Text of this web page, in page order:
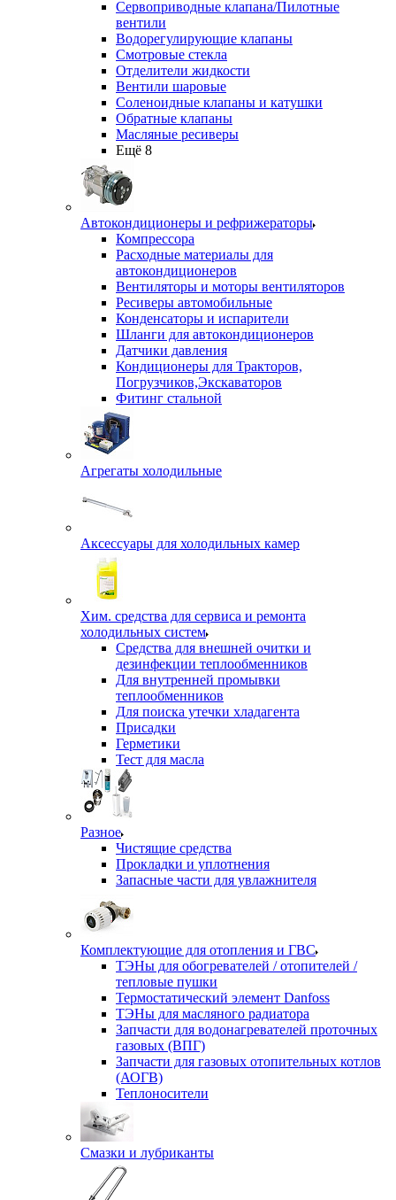
Сервоприводные клапана/Пилотные
вентили
Водорегулирующие клапаны
Смотровые стекла
Отделители жидкости
Вентили шаровые
Соленоидные клапаны и катушки
Обратные клапаны
Масляные ресиверы
Ещё 8
Автокондиционеры и рефрижераторы
Компрессора
Расходные материалы для
автокондиционеров
Вентиляторы и моторы вентиляторов
Ресиверы автомобильные
Конденсаторы и испарители
Шланги для автокондиционеров
Датчики давления
Кондиционеры для Тракторов,
Погрузчиков,Экскаваторов
Фитинг стальной
Агрегаты холодильные
Аксессуары для холодильных камер
Хим. средства для сервиса и ремонта
холодильных систем
Средства для внешней очитки и
дезинфекции теплообменников
Для внутренней промывки
теплообменников
Для поиска утечки хладагента
Присадки
Герметики
Тест для масла
Разное
Чистящие средства
Прокладки и уплотнения
Запасные части для увлажнителя
Комплектующие для отопления и ГВС
ТЭНы для обогревателей / отопителей /
тепловые пушки
Термостатический элемент Danfoss
ТЭНы для масляного радиатора
Запчасти для водонагревателей проточных
газовых (ВПГ)
Запчасти для газовых отопительных котлов
(АОГВ)
Теплоносители
Смазки и лубриканты